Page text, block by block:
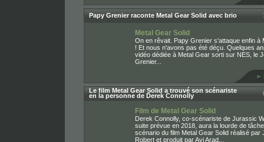
Papy Grenier raconte Metal Gear Solid avec brio
Metal Gear Solid
On en rêvait. Papy Grenier s'attaque enfin à
! Et nous n'avons pas été déçu. Quelques
vidéo dédiée à Metal Gear sorti sur NES, le
Grenier...
Le film Metal Gear Solid a trouvé son scénariste
en la personne de Derek Connolly
Film de Metal Gear Solid
Derek Connolly, co-scénariste de Jurassic
suite prévue en 2018, aura la lourde de
scénario du film Metal Gear Solid réalisé par
Robert et produit par Avi Arad...